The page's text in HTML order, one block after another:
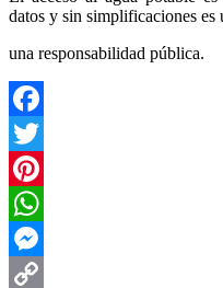
datos y sin simplificaciones es
una responsabilidad pública.
Facebook
Twitter
Pinterest
WhatsApp
Messenger